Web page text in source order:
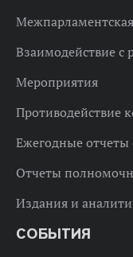
Взаимодействие с
Мероприятия
Противодействие
Ежегодные отчеты
Отчеты
Издания и
СОБЫТИЯ